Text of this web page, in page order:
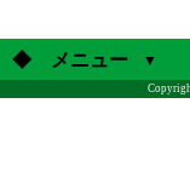
◆ メニュー